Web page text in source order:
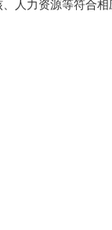
人力资源等符合相